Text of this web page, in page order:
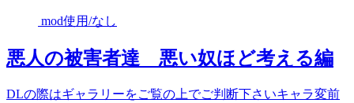
mod使用/なし
悪人の被害者達 悪い奴ほど考える編
DLの際はギャラリーをご覧の上でご判断下さいキャラ変前